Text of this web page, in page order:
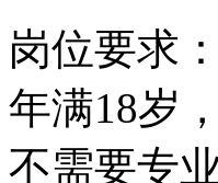
岗位要求：
年满18岁
不需要专